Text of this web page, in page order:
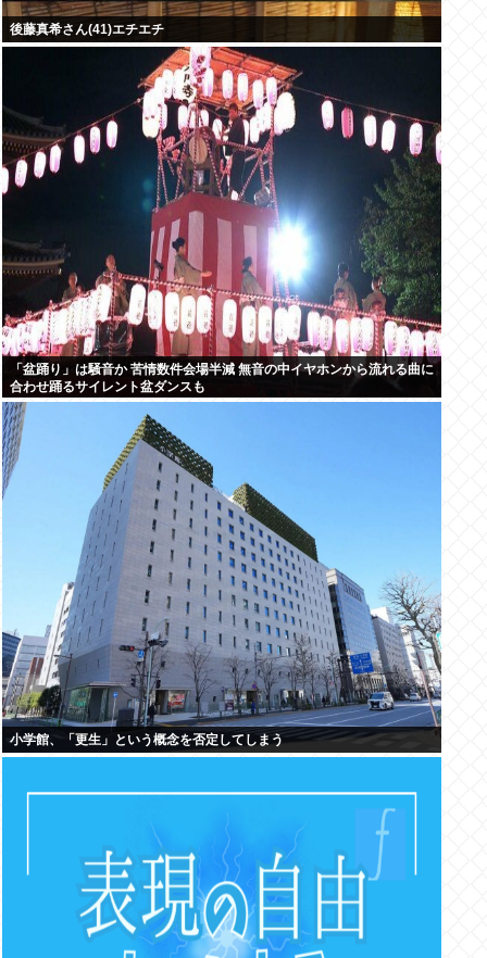
後藤真希さん(41)エチエチ
「盆踊り」は騒音か 苦情数件会場半減 無音の中イヤホンから流れる曲に
合わせ踊るサイレント盆ダンスも
小学館、「更生」という概念を否定してしまう